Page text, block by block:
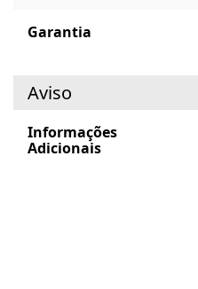
Garantia
Aviso
Informações
Adicionais